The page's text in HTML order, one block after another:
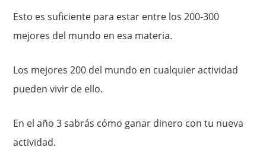
Esto es suficiente para estar entre los 200-300
mejores del mundo en esa materia.
Los mejores 200 del mundo en cualquier actividad
pueden vivir de ello.
En el año 3 sabrás cómo ganar dinero con tu nueva
actividad.